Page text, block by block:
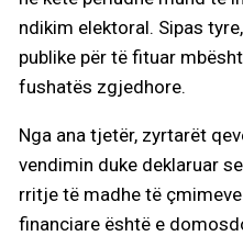
ndikim elektoral. Sipas
publike për të fituar
fushatës zgjedhore.
Nga ana tjetër, zyrtarët
vendimin duke deklaruar
rritje të madhe të
financiare është e